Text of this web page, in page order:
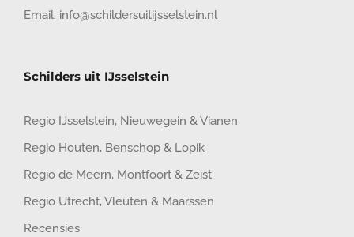
Email: info@schildersuitijsselstein.nl
Schilders uit IJsselstein
Regio IJsselstein, Nieuwegein &Vianen
Regio Houten, Benschop & Lopik
Regio de Meern, Montfoort & Zeist
Regio Utrecht,Vleuten & Maarssen
Recensies